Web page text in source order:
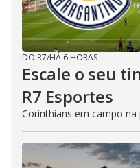
DO R7/HÁ 6 HORAS
Escale o seu
R7 Esportes
Corinthians em campo na